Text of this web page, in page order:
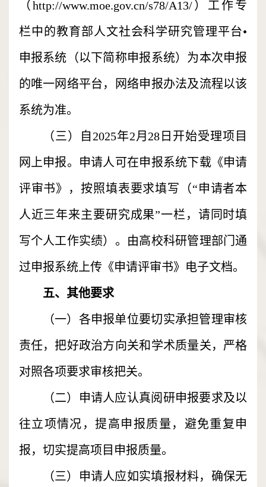
（http://www.moe.gov.cn/s78/A13/）工作专
栏中的教育部人文社会科学研究管理平台•
申报系统（以下简称申报系统）为本次申报
的唯一网络平台，网络申报办法及流程以该
系统为准。
（三）自2025年2月28日开始受理项目
网上申报。申请人可在申报系统下载《申请
评审书》，按照填表要求填写（“申请者本
人近三年来主要研究成果”一栏，请同时填
写个人工作实绩）。由高校科研管理部门通
过申报系统上传《申请评审书》电子文档。
五、其他要求
（一）各申报单位要切实承担管理审核
责任，把好政治方向关和学术质量关，严格
对照各项要求审核把关。
（二）申请人应认真阅研申报要求及以
往立项情况，提高申报质量，避免重复申
报，切实提高项目申报质量。
（三）申请人应如实填报材料，确保无